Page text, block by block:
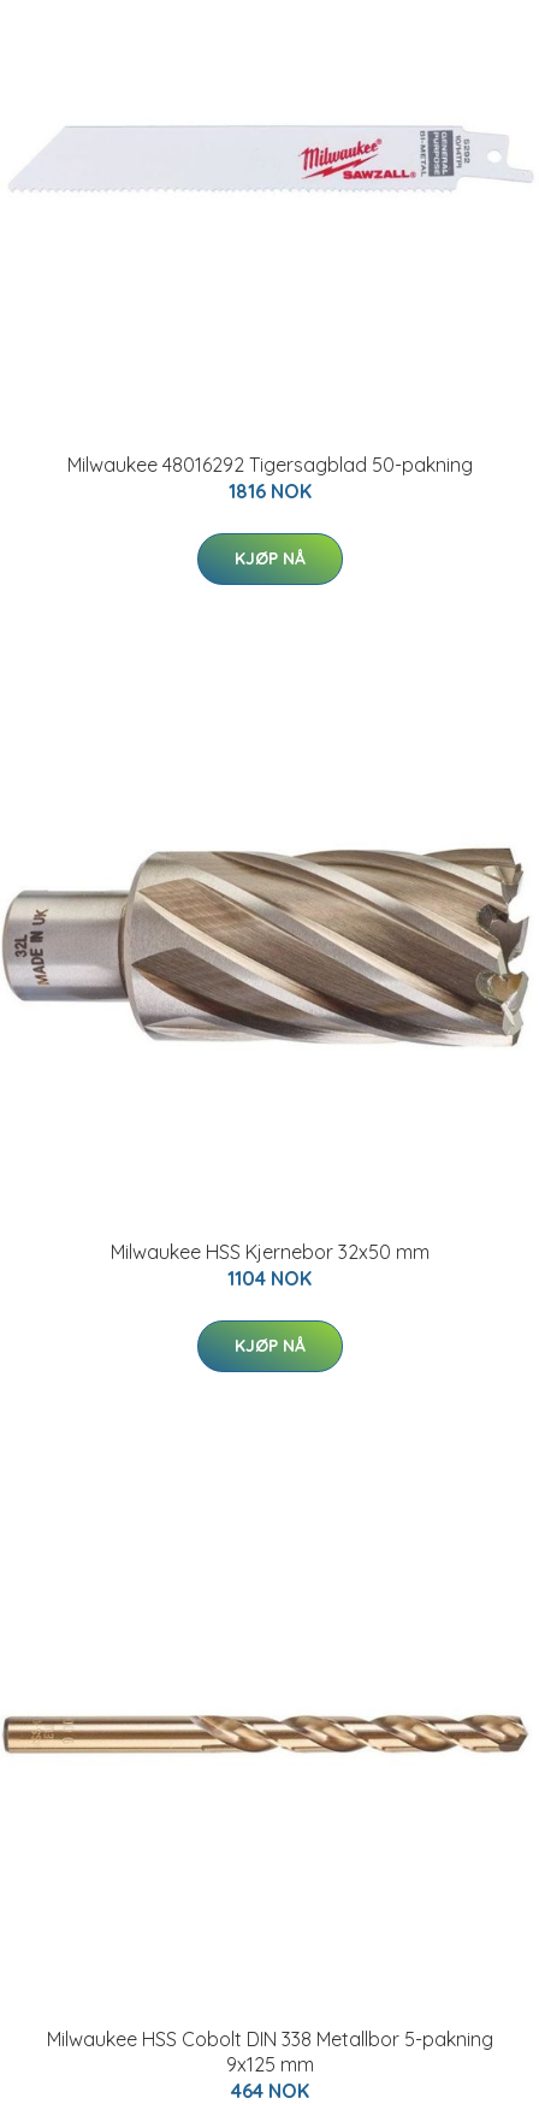
Milwaukee 48016292 Tigersagblad 50-pakning
1816 NOK
KJØP NÅ
Milwaukee HSS Kjernebor 32x50 mm
1104 NOK
KJØP NÅ
Milwaukee HSS Cobolt DIN 338 Metallbor 5-pakning
9x125 mm
464 NOK